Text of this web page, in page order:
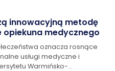
innowacyjną metodę
opiekuna medycznego
oznacza rosnące
usługi medyczne i
Warmińsko-